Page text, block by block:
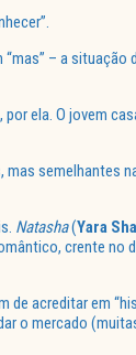
– a situação
ela. O jovem
mas semelhantes
Natasha(Yara
crente no
de acreditar em
o mercado